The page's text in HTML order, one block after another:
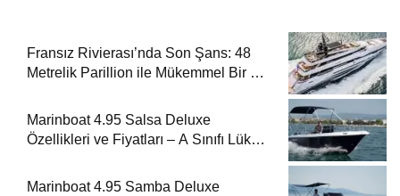
Fransız Rivierası’nda Son Şans: 48
Metrelik Parillion ile Mükemmel Bir Yat
Marinboat 4.95 Salsa Deluxe
Özellikleri ve Fiyatları – A Sınıfı Lüks
Marinboat 4.95 Samba Deluxe